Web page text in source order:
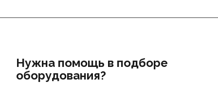
Нужна помощь в подборе
оборудования?